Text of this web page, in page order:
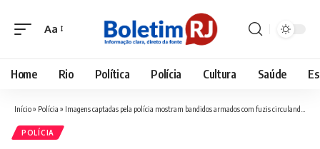
Font
Aa
Home Rio Política Polícia Cultura Saúde
Início» Polícia » Imagens captadas pela polícia mostram bandidos armados com fuzis circulando entre moradores no Dona Marta; veja vídeo
POLÍCIA